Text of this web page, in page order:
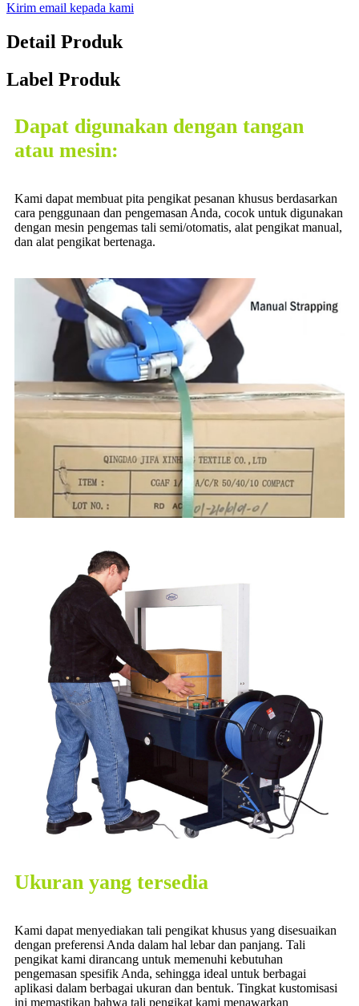
Kirim email kepada kami
Detail Produk
Label Produk
Dapat digunakan dengan tangan
atau mesin:
Kami dapat membuat pita pengikat pesanan khusus berdasarkan
cara penggunaan dan pengemasan Anda, cocok untuk digunakan
dengan mesin pengemas tali semi/otomatis, alat pengikat manual,
dan alat pengikat bertenaga.
Ukuran yang tersedia
Kami dapat menyediakan tali pengikat khusus yang disesuaikan
dengan preferensi Anda dalam hal lebar dan panjang. Tali
pengikat kami dirancang untuk memenuhi kebutuhan
pengemasan spesifik Anda, sehingga ideal untuk berbagai
aplikasi dalam berbagai ukuran dan bentuk. Tingkat kustomisasi
ini memastikan bahwa tali pengikat kami menawarkan